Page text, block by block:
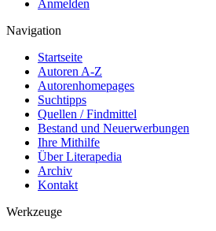
Anmelden
Navigation
Startseite
Autoren A-Z
Autorenhomepages
Suchtipps
Quellen / Findmittel
Bestand und Neuerwerbungen
Ihre Mithilfe
Über Literapedia
Archiv
Kontakt
Werkzeuge